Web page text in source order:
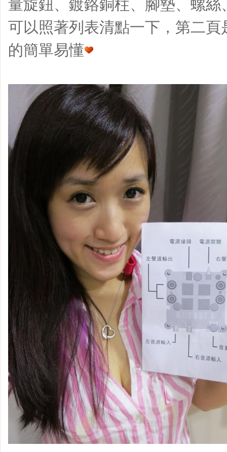
量旋鈕、鍍鉻銅柱、腳墊、螺
可以照著列表清點一下，第二
的簡單易懂